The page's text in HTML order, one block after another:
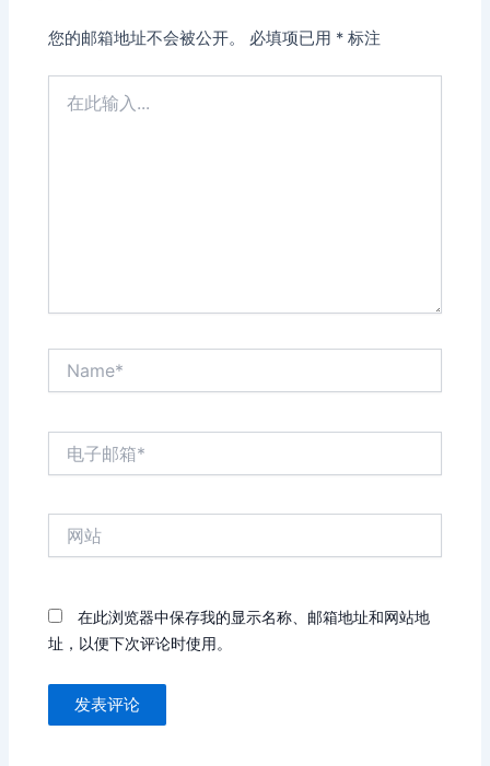
您的邮箱地址不会被公开。 必填项已用 * 标注
在此浏览器中保存我的显示名称、邮箱地址和网站地
址，以便下次评论时使用。